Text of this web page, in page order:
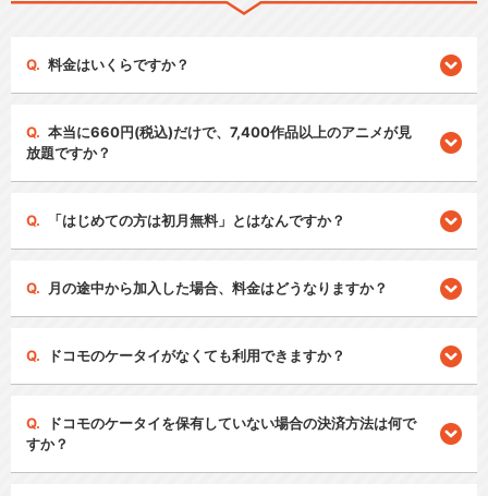
料金はいくらですか？
本当に660円(税込)だけで、7,400作品以上のアニメが見
放題ですか？
「はじめての方は初月無料」とはなんですか？
月の途中から加入した場合、料金はどうなりますか？
ドコモのケータイがなくても利用できますか？
ドコモのケータイを保有していない場合の決済方法は何で
すか？